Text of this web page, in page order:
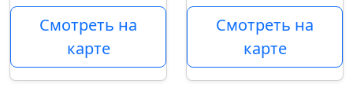
Смотреть на
карте
Смотреть на
карте